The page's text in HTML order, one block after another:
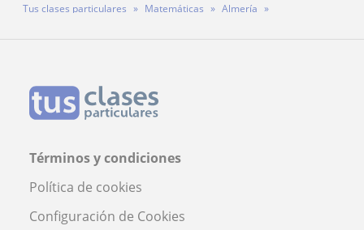
Tus clases particulares Matemáticas
Almería
Términos y condiciones
Política de cookies
Configuración de Cookies